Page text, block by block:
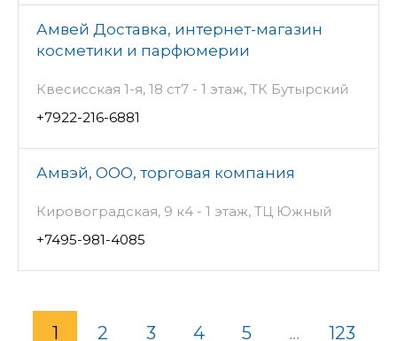
Амвей Доставка, интернет-магазин
косметики и парфюмерии
Квесисская 1-я, 18 ст7 - 1 этаж, ТК Бутырский
+7922-216-6881
Амвэй, ООО, торговая компания
Кировоградская, 9 к4 - 1 этаж, ТЦ Южный
+7495-981-4085
1 2 3 4 5 ... 123